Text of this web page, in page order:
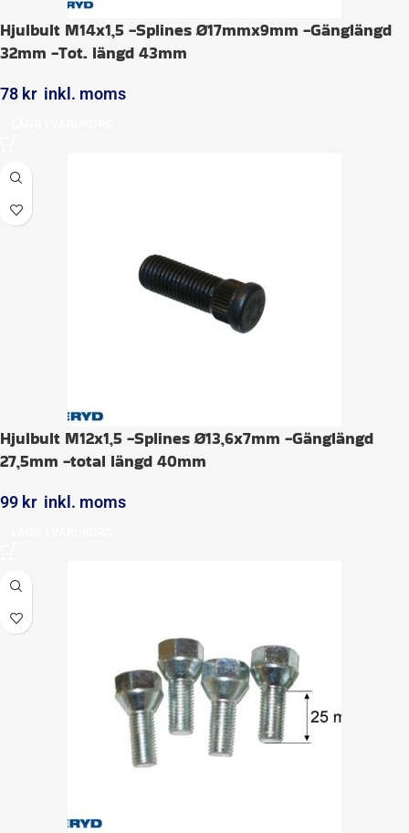
Hjulbult M14x1,5 -Splines Ø17mmx9mm -Gänglängd
32mm -Tot. längd 43mm
78 kr inkl. moms
Hjulbult M12x1,5 -Splines Ø13,6x7mm -Gänglängd
27,5mm -total längd 40mm
99 kr inkl. moms